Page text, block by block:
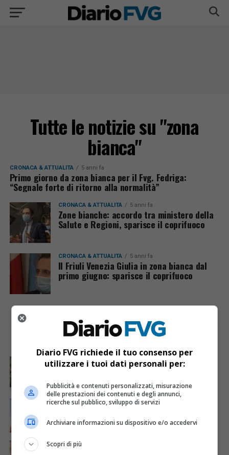
Tutte le notizie su "zona
bianca"
CRONACA & ATTUALITÀ 5 anni fa
Primo giorno da zona bianca per il Fvg. Fedriga:
“Segnale forte di ritorno alla normalità”
CRONACA & ATTUALITÀ 5 anni fa
Zone bianche: accordo tra ministero della
Salute e Regioni, sparisce il coprifuoco
CRONACA & ATTUALITÀ 5 anni fa
Il Friuli Venezia Giulia in zona bianca dal
primo giugno: sparisce il coprifuoco
CRONACA & ATTUALITÀ 4 giorni fa
Acqua da usare con cautela nell’Udinese: ecco tutte
ECONOMIA & LAVORO 1 giorno fa
per l’efficientamento energetico
CRONACA & ATTUALITÀ
Diario FVG richiede il tuo consenso per
utilizzare i tuoi dati personali per:
Pubblicità e contenuti personalizzati, misurazione
delle prestazioni dei contenuti e degli annunci,
ricerche sul pubblico, sviluppo di servizi
Archiviare informazioni su dispositivo e/o accedervi
Scopri di più